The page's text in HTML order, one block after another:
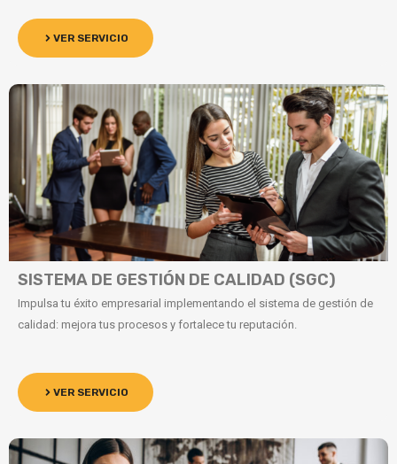
VER SERVICIO
SISTEMA DE GESTIÓN DE CALIDAD (SGC)
Impulsa tu éxito empresarial implementando el sistema de gestión de
calidad: mejora tus procesos y fortalece tu reputación.
VER SERVICIO